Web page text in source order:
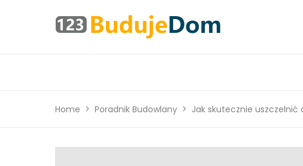
Home Poradnik Budowlany Jak skutecznie